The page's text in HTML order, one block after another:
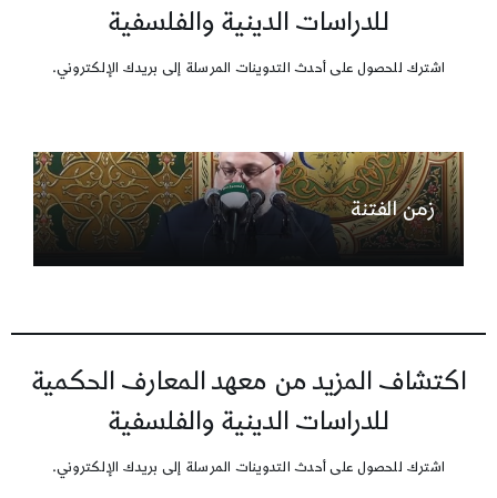
للدراسات الدينية والفلسفية
اشترك للحصول على أحدث التدوينات المرسلة إلى بريدك الإلكتروني.
زمن الفتنة
اكتشاف المزيد من معهد المعارف الحكمية
للدراسات الدينية والفلسفية
اشترك للحصول على أحدث التدوينات المرسلة إلى بريدك الإلكتروني.